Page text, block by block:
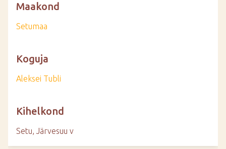
Maakond
Setumaa
Koguja
Aleksei Tubli
Kihelkond
Setu, Järvesuu v